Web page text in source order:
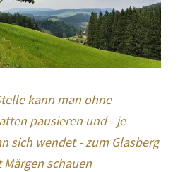
kann man ohne
pausieren und - je
sich wendet - zum Glasberg
schauen